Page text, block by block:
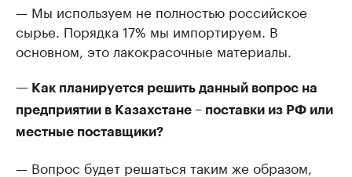
— Мы используем не полностью российское
сырье. Порядка 17% мы импортируем. В
основном, это лакокрасочные материалы.
— Как планируется решить данный вопрос на
предприятии в Казахстане – поставки из РФ или
местные поставщики?
— Вопрос будет решаться таким же образом,